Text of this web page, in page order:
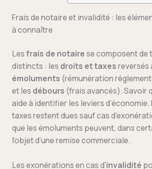
Frais de notaire et invalidité : les
à connaître
Lesfrais de notairese composent de
distincts : les droits et taxesreversés
émoluments (rémunération
et les débours (frais avancés). Savoir
aide à identifier les leviers d’économie.
taxes restent dues sauf cas
que les émoluments peuvent, dans
l’objet d’une remise commerciale.
Les exonérations en cas d’invalidité